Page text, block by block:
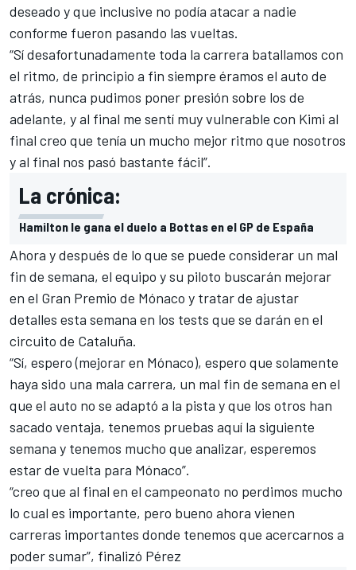
deseado y que inclusive no podía atacar a nadie
conforme fueron pasando las vueltas.
“Sí desafortunadamente toda la carrera batallamos con
el ritmo, de principio a fin siempre éramos el auto de
atrás, nunca pudimos poner presión sobre los de
adelante, y al final me sentí muy vulnerable con Kimi al
final creo que tenía un mucho mejor ritmo que nosotros
y al final nos pasó bastante fácil”.
La crónica:
Hamilton le gana el duelo a Bottas en el GP de España
Ahora y después de lo que se puede considerar un mal
fin de semana, el equipo y su piloto buscarán mejorar
en el Gran Premio de Mónaco y tratar de ajustar
detalles esta semana en los tests que se darán en el
circuito de Cataluña.
“Sí, espero (mejorar en Mónaco), espero que solamente
haya sido una mala carrera, un mal fin de semana en el
que el auto no se adaptó a la pista y que los otros han
sacado ventaja, tenemos pruebas aquí la siguiente
semana y tenemos mucho que analizar, esperemos
estar de vuelta para Mónaco”.
“creo que al final en el campeonato no perdimos mucho
lo cual es importante, pero bueno ahora vienen
carreras importantes donde tenemos que acercarnos a
poder sumar”, finalizó Pérez